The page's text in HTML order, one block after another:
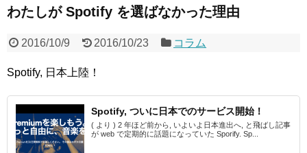
わたしが Spotify を選ばなかった理由
2016/10/9 2016/10/23 コラム
Spotify, 日本上陸！
Spotify, ついに日本でのサービス開始！
( より ) 2 年ほど前から, いよいよ日本進出へ, と飛ばし記事
が web で定期的に話題になっていた Sporify. Sp...